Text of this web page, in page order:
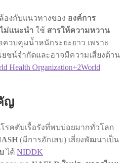
องกับแนวทางของ องค์การ
ไม่แนะนำ ใช้ สารให้ความหวาน
ควบคุมน้ำหนักระยะยาว เพราะ
ชน์จำกัดและอาจมีความเสี่ยงด้าน
Health Organization+2World
ญ
โรคตับเรื้อรังที่พบบ่อยมากทั่วโลก
(มีการอักเสบ) เสี่ยงพัฒนาเป็น
ได้ NIDDK